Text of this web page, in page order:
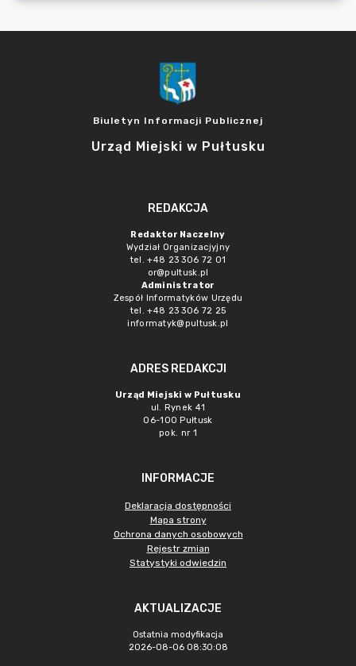
Biuletyn Informacji Publicznej
Urząd Miejski w Pułtusku
REDAKCJA
Redaktor Naczelny
Wydział Organizacjyjny
tel. +48 23 306 72 01
or@pultusk.pl
Administrator
Zespół Informatyków Urzędu
tel. +48 23 306 72 25
informatyk@pultusk.pl
ADRES REDAKCJI
Urząd Miejski w Pułtusku
ul. Rynek 41
06-100 Pułtusk
pok. nr 1
INFORMACJE
Deklaracja dostępności
Mapa strony
Ochrona danych osobowych
Rejestr zmian
Statystyki odwiedzin
AKTUALIZACJE
Ostatnia modyfikacja
2026-08-06 08:30:08